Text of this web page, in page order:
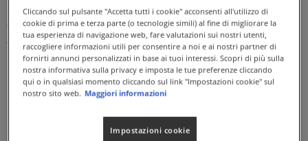
In ottemperanza al Decreto Legislativo del 3 settembre 2020
di seguito sono disponibili le informazioni per lo smaltimento
del packaging dei prodotti Solgar:
Cliccando sul pulsante "Accetta tutti i cookie" acconsenti all'utilizzo di
cookie di prima e terza parte (o tecnologie simili) al fine di migliorare la
tua esperienza di navigazione web, fare valutazioni sui nostri utenti,
raccogliere informazioni utili per consentire a noi e ai nostri partner di
fornirti annunci personalizzati in base ai tuoi interessi. Scopri di più sulla
nostra informativa sulla privacy e imposta le tue preferenze cliccando
qui o in qualsiasi momento cliccando sul link "Impostazioni cookie" sul
nostro sito web. Maggiori informazioni
Impostazioni cookie